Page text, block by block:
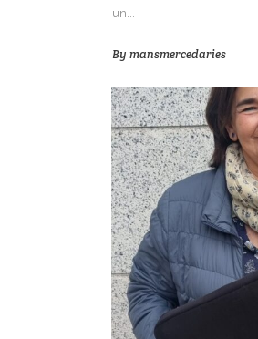
un...
By mansmercedaries